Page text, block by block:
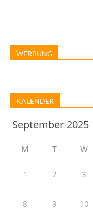
WERBUNG
KALENDER
M T W
1 2 3
8 9 10